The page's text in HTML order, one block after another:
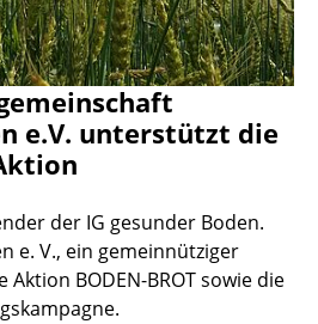
e.V. unterstützt die
der IG gesunder Boden.
e. V., ein gemeinnütziger
BODEN-BROT sowie die